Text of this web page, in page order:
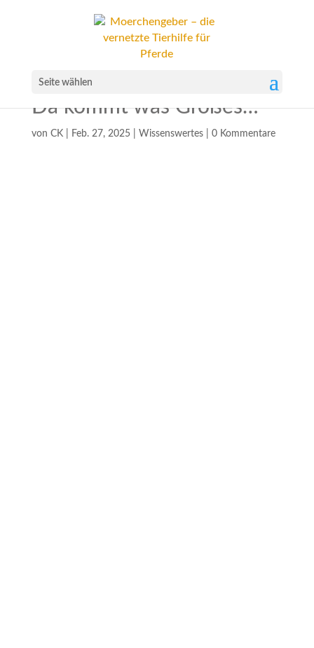
Seite wählen
Da kommt was Großes…
von CK| Feb. 27, 2025| Wissenswertes| 0 Kommentare